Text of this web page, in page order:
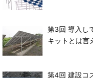
第3回 導入し
キットとは言
第4回 建設コ